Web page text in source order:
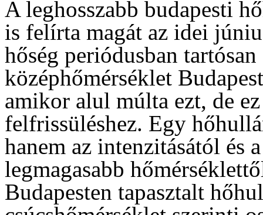
A leghosszabb budapesti
is felírta magát az idei
hőség periódusban
középhőmérséklet
amikor alul múlta ezt, de
felfrissüléshez. Egy
hanem az intenzitásától és
legmagasabb
Budapesten tapasztalt